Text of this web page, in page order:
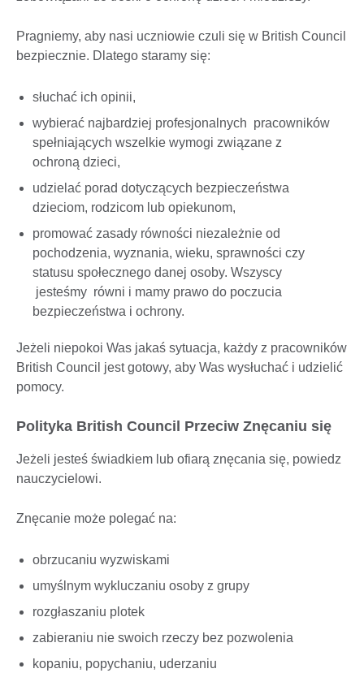
Pragniemy, aby nasi uczniowie czuli się w British Council
bezpiecznie. Dlatego staramy się:
słuchać ich opinii,
wybierać najbardziej profesjonalnych pracowników
spełniających wszelkie wymogi związane z
ochroną dzieci,
udzielać porad dotyczących bezpieczeństwa
dzieciom, rodzicom lub opiekunom,
promować zasady równości niezależnie od
pochodzenia, wyznania, wieku, sprawności czy
statusu społecznego danej osoby. Wszyscy
jesteśmy równi i mamy prawo do poczucia
bezpieczeństwa i ochrony.
Jeżeli niepokoi Was jakaś sytuacja, każdy z pracowników
British Council jest gotowy, aby Was wysłuchać i udzielić
pomocy.
Polityka British Council Przeciw Znęcaniu się
Jeżeli jesteś świadkiem lub ofiarą znęcania się, powiedz
nauczycielowi.
Znęcanie może polegać na:
obrzucaniu wyzwiskami
umyślnym wykluczaniu osoby z grupy
rozgłaszaniu plotek
zabieraniu nie swoich rzeczy bez pozwolenia
kopaniu, popychaniu, uderzaniu